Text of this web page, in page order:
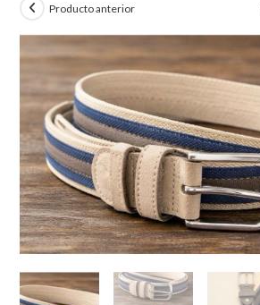
Producto anterior